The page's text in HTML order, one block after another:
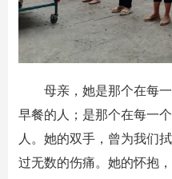
母亲，她是那个在每
早餐的人；是那个在每一
人。她的双手，曾为我们
过无数的伤痛。她的怀抱